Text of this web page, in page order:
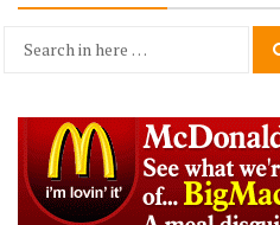
Search